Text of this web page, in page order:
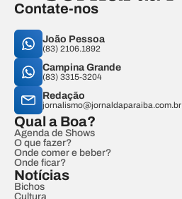
Contate-nos
João Pessoa
(83) 2106.1892
Campina Grande
(83) 3315-3204
Redação
jornalismo@jornaldaparaiba.com.br
Qual a Boa?
Agenda de Shows
O que fazer?
Onde comer e beber?
Onde ficar?
Notícias
Bichos
Cultura